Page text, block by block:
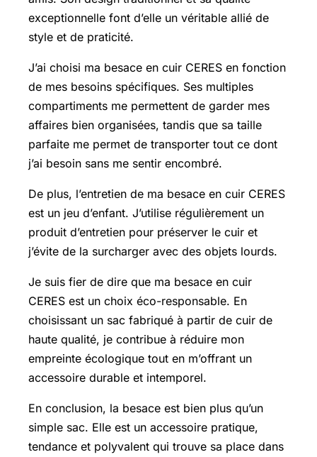
exceptionnelle font d’elle un véritable allié de
style et de praticité.
J’ai choisi ma besace en cuir CERES en fonction
de mes besoins spécifiques. Ses multiples
compartiments me permettent de garder mes
affaires bien organisées, tandis que sa taille
parfaite me permet de transporter tout ce dont
j’ai besoin sans me sentir encombré.
De plus, l’entretien de ma besace en cuir CERES
est un jeu d’enfant. J’utilise régulièrement un
produit d’entretien pour préserver le cuir et
j’évite de la surcharger avec des objets lourds.
Je suis fier de dire que ma besace en cuir
CERES est un choix éco-responsable. En
choisissant un sac fabriqué à partir de cuir de
haute qualité, je contribue à réduire mon
empreinte écologique tout en m’offrant un
accessoire durable et intemporel.
En conclusion, la besace est bien plus qu’un
simple sac. Elle est un accessoire pratique,
tendance et polyvalent qui trouve sa place dans